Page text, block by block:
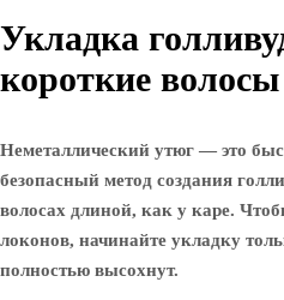
Укладка
короткие
Неметаллический утюг — это
безопасный метод создания
волосах длиной, как у каре.
локонов, начинайте укладку
полностью высохнут.